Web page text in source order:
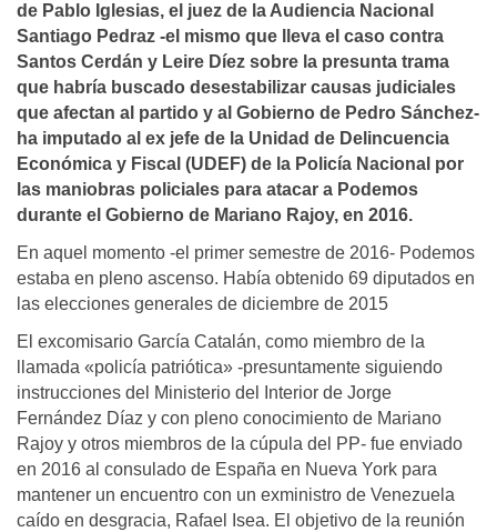
de Pablo Iglesias, el juez de la Audiencia Nacional
Santiago Pedraz -el mismo que lleva el caso contra
Santos Cerdán y Leire Díez sobre la presunta trama
que habría buscado desestabilizar causas judiciales
que afectan al partido y al Gobierno de Pedro Sánchez-
ha imputado al ex jefe de la Unidad de Delincuencia
Económica y Fiscal (UDEF) de la Policía Nacional por
las maniobras policiales para atacar a Podemos
durante el Gobierno de Mariano Rajoy, en 2016.
En aquel momento -el primer semestre de 2016- Podemos
estaba en pleno ascenso. Había obtenido 69 diputados en
las elecciones generales de diciembre de 2015
El excomisario García Catalán, como miembro de la
llamada «policía patriótica» -presuntamente siguiendo
instrucciones del Ministerio del Interior de Jorge
Fernández Díaz y con pleno conocimiento de Mariano
Rajoy y otros miembros de la cúpula del PP- fue enviado
en 2016 al consulado de España en Nueva York para
mantener un encuentro con un exministro de Venezuela
caído en desgracia, Rafael Isea. El objetivo de la reunión